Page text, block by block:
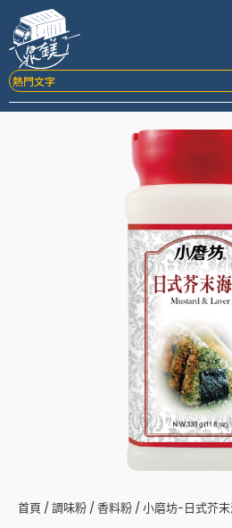
要
內
首頁 / 調味粉 / 香料粉 / 小磨坊-日式芥